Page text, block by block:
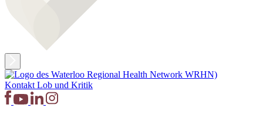
Kontakt Lob und Kritik